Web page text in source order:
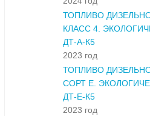
ТОПЛИВО
КЛАСС 4.
ДТ-А-К5
2023 год
ТОПЛИВО
СОРТ Е.
ДТ-Е-К5
2023 год